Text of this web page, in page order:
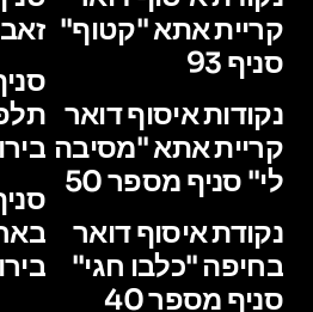
קריית אתא "קטוף"
סניף 93
נקודות איסוף דואר
קריית אתא "מסיבה
לי" סניף מספר 50
נקודת איסוף דואר
בחיפה "כלבו חגי"
סניף מספר 40
זאב 159 בירושלים